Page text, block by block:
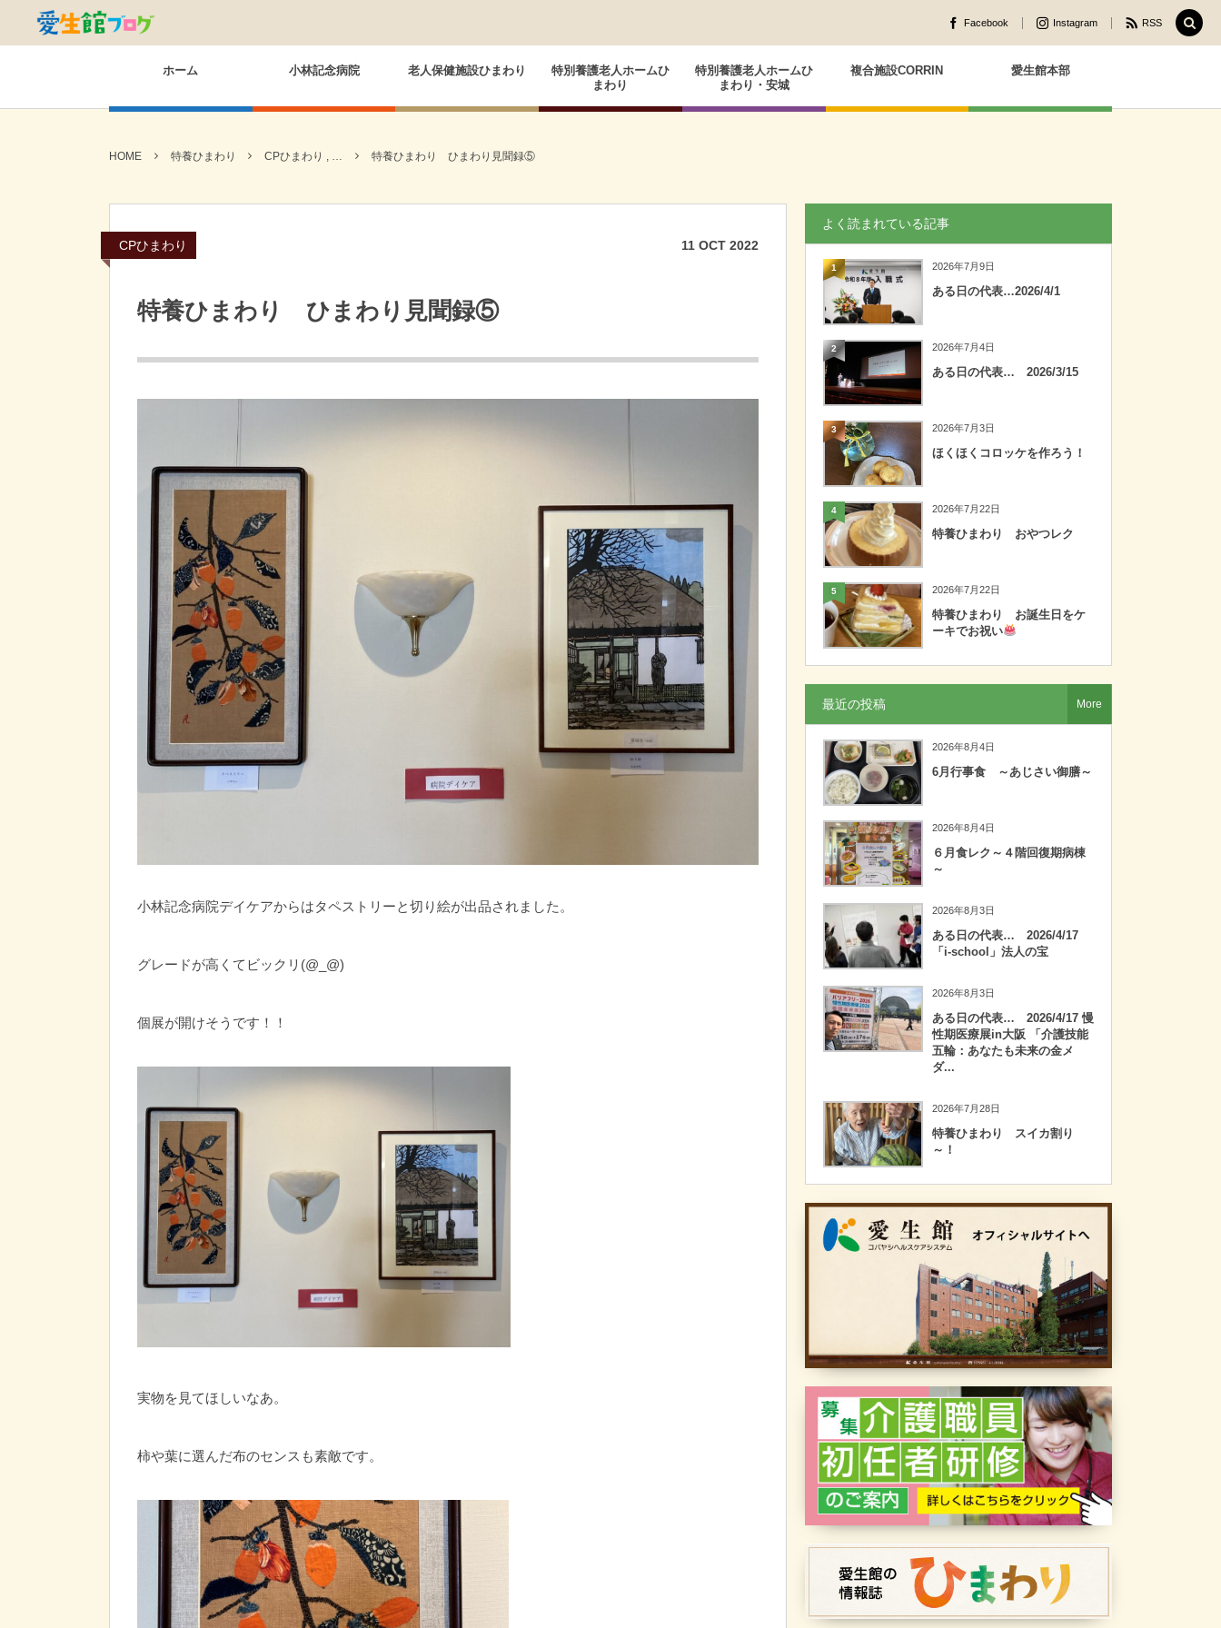
Facebook Instagram RSS
ホーム 小林記念病院 老人保健施設ひまわり
特別養護老人ホームひ
まわり
特別養護老人ホームひ
まわり・安城
複合施設CORRIN 愛生館本部
HOME 特養ひまわり CPひまわり , … 特養ひまわり ひまわり見聞録⑤
CPひまわり 11 OCT 2022
特養ひまわり ひまわり見聞録⑤
小林記念病院デイケアからはタペストリーと切り絵が出品されました。
グレードが高くてビックリ(@_@)
個展が開けそうです！！
実物を見てほしいなあ。
柿や葉に選んだ布のセンスも素敵です。
よく読まれている記事
1 2026年7月9日
ある日の代表…2026/4/1
2 2026年7月4日
ある日の代表… 2026/3/15
3 2026年7月3日
ほくほくコロッケを作ろう！
4 2026年7月22日
特養ひまわり おやつレク
5 2026年7月22日
特養ひまわり お誕生日をケ
ーキでお祝い
最近の投稿
2026年8月4日
6月行事食 ～あじさい御膳～
2026年8月4日
６月食レク～４階回復期病棟
～
2026年8月3日
ある日の代表… 2026/4/17
「i-school」法人の宝
2026年8月3日
ある日の代表… 2026/4/17 慢
性期医療展in大阪 「介護技能
五輪：あなたも未来の金メ
ダ...
2026年7月28日
特養ひまわり スイカ割り
～！
More